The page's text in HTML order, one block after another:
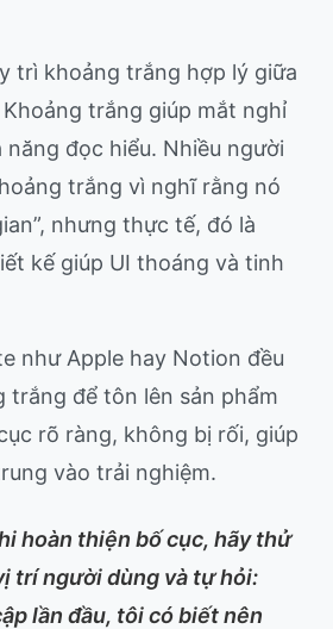
trì khoảng trắng hợp lý giữa
trắng giúp mắt nghỉ
đọc hiểu. Nhiều người
trắng vì nghĩ rằng nó
nhưng thực tế, đó là
kế giúp UI thoáng và tinh
như Apple hay Notion đều
trắng để tôn lên sản phẩm
rõ ràng, không bị rối, giúp
vào trải nghiệm.
hoàn thiện bố cục, hãy thử
trí người dùng và tự hỏi:
lần đầu, tôi có biết nên